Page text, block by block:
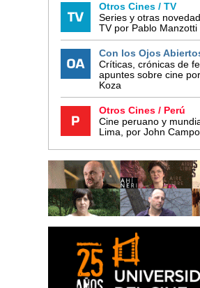
Otros Cines / TV
Series y otras
TV por Pablo Manzotti
Con los Ojos
Críticas, crónicas de
apuntes sobre cine
Koza
Otros Cines / Perú
Cine peruano y
Lima, por John